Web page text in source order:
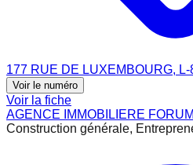
177 RUE DE LUXEMBOURG,
Voir le numéro
Voir la fiche
AGENCE IMMOBILIERE
Construction générale,